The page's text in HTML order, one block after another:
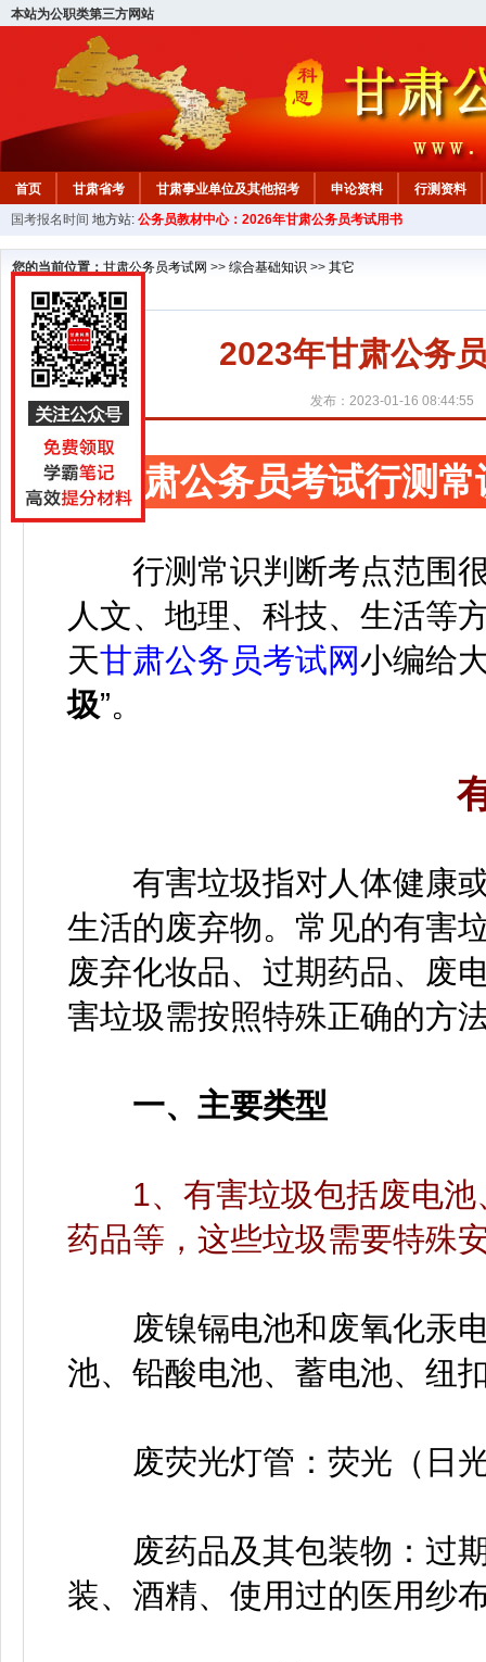
本站为公职类第三方网站
首页 甘肃省考 甘肃事业单位及其他招考 申论资料
行测资料
国考报名时间 地方站: 公务员教材中心：2026年甘肃公务员考试用书
您的当前位置： 甘肃公务员考试网 >> 综合基础知识 >> 其它
2023年甘肃公务
发布：2023-01-16 08:44:55
甘肃公务员考试行测
行测常识判断考点范围
人文、地理、科技、生活等
天甘肃公务员考试网小编给
圾”。
有害垃圾指对人体健康或
生活的废弃物。常见的有害
废弃化妆品、过期药品、废
害垃圾需按照特殊正确的方
一、主要类型
1、有害垃圾包括废电
药品等，这些垃圾需要特殊
废镍镉电池和废氧化汞电
池、铅酸电池、蓄电池、纽
废荧光灯管：荧光（日光
废药品及其包装物：过期
装、酒精、使用过的医用纱